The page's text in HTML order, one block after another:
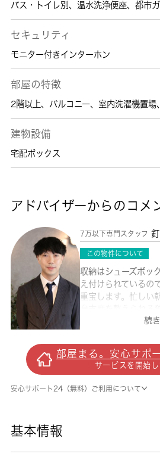
バス・トイレ別 、 温水洗浄便座、 都市
セキュリティ
モニター付きインターホン
部屋の特徴
2階以上、 バルコニー、 室内洗濯機置場、
建物設備
宅配ボックス
アドバイザーからのコメ
7万以下専門スタッフ
この物件について
収納はシューズボッ
え付けられているの
重宝します。忙しい
す。魅力も多い賃貸
も安心です。女性の
ます。新居のお住ま
してくださいね。杉
る 城南コミュニティ
続
部屋まる。安心サポ
サービスを開始し
安心サポート24（無料）ご利用について
基本情報